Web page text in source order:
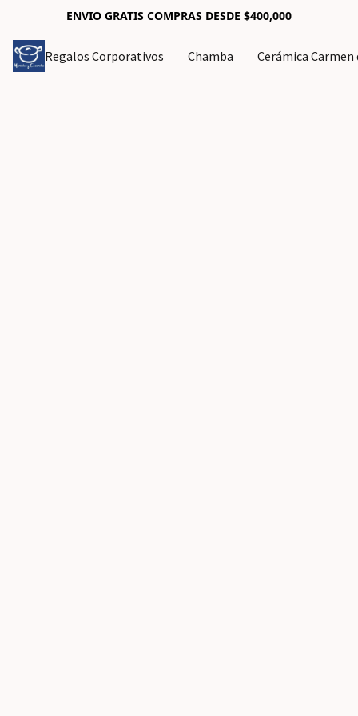
ENVIO GRATIS COMPRAS DESDE $400,000
Regalos Corporativos Chamba Cerámica Carmen